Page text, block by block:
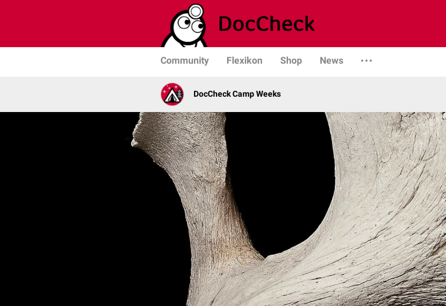
Community Flexikon Shop News
DocCheck Camp Weeks